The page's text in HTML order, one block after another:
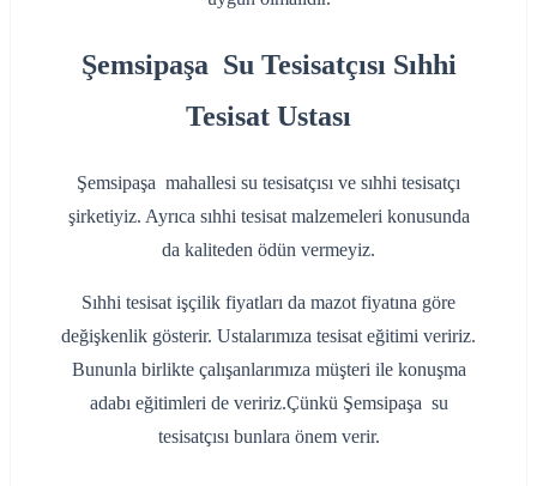
Şemsipaşa Su Tesisatçısı Sıhhi
Tesisat Ustası
Şemsipaşa mahallesi su tesisatçısı ve sıhhi tesisatçı
şirketiyiz. Ayrıca sıhhi tesisat malzemeleri konusunda
da kaliteden ödün vermeyiz.
Sıhhi tesisat işçilik fiyatları da mazot fiyatına göre
değişkenlik gösterir. Ustalarımıza tesisat eğitimi veririz.
Bununla birlikte çalışanlarımıza müşteri ile konuşma
adabı eğitimleri de veririz.Çünkü Şemsipaşa su
tesisatçısı bunlara önem verir.